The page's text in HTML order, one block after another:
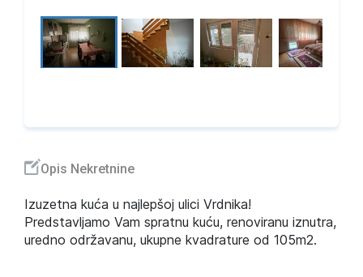
Opis Nekretnine
Izuzetna kuća u najlepšoj ulici Vrdnika!
Predstavljamo Vam spratnu kuću, renoviranu iznutra,
uredno održavanu, ukupne kvadrature od 105m2.